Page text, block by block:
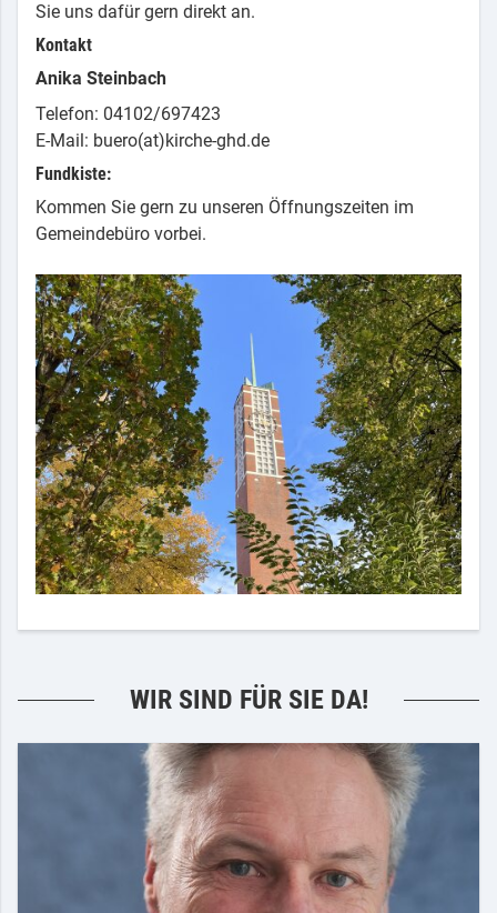
Sie uns dafür gern direkt an.
Kontakt
Anika Steinbach
Telefon: 04102/697423
E-Mail: buero(at)kirche-ghd.de
Fundkiste:
Kommen Sie gern zu unseren Öffnungszeiten im
Gemeindebüro vorbei.
WIR SIND FÜR SIE DA!